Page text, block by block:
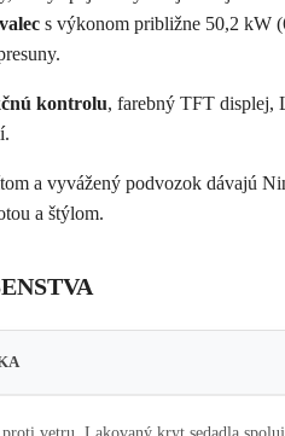
s výkonom približne 50,2 kW
kontrolu, farebný TFT displej,
a vyvážený podvozok dávajú
a štýlom.